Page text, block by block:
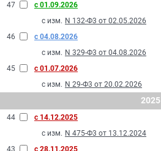
47
с 01.09.2026
с изм. N 132-Ф3 от 02.05.2026
46
с 04.08.2026
с изм. N 329-Ф3 от 04.08.2026
45
с 01.07.2026
с изм. N 29-Ф3 от 20.02.2026
2025
44
с 14.12.2025
с изм. N 475-Ф3 от 13.12.2024
43
с 28.11.2025